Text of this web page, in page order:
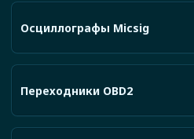
Осциллографы Micsig
Переходники OBD2